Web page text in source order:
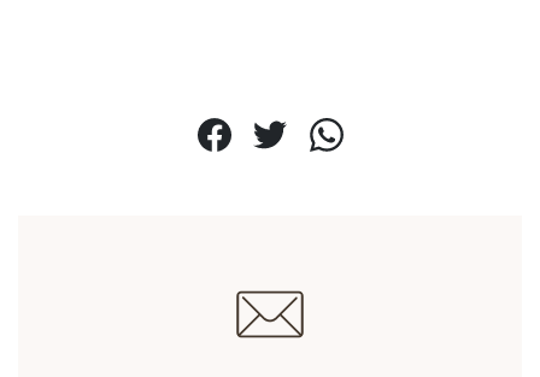
35 ANS D'EXPERTISE
TOUS NOS SOINS VISAGES